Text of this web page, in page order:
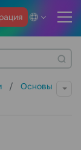
Основы